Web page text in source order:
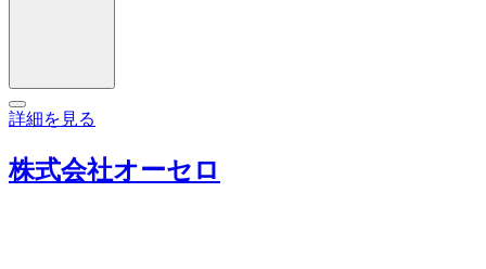
詳細を見る
株式会社オーセロ